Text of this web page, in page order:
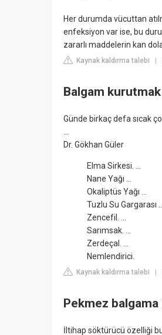
Her durumda vücuttan
enfeksiyon var ise, bu
zararlı maddelerin kan
Kaynak kaldırma talebi |
Balgam
Günde birkaç defa sıcak
Dr. Gökhan Güler
Elma Sirkesi. ...
Nane Yağı ...
Okaliptüs Yağı ...
Tuzlu Su Gargarası ...
Zencefil. ...
Sarımsak. ...
Zerdeçal. ...
Nemlendirici.
Kaynak kaldırma talebi |
Pekmez
İltihap söktürücü özelliği